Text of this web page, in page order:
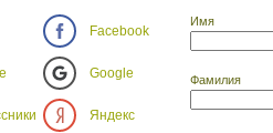
Facebook
Google
Яндекс
Имя
Фамилия